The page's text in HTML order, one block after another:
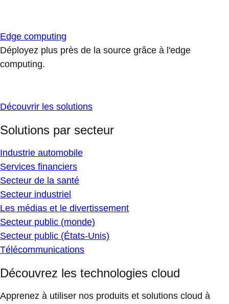
Edge computing
Déployez plus près de la source grâce à l'edge
computing.
Découvrir les solutions
Solutions par secteur
Industrie automobile
Services financiers
Secteur de la santé
Secteur industriel
Les médias et le divertissement
Secteur public (monde)
Secteur public (États-Unis)
Télécommunications
Découvrez les technologies cloud
Apprenez à utiliser nos produits et solutions cloud à